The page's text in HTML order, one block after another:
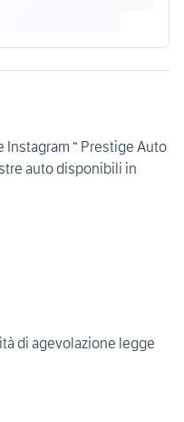
“ Prestige Auto
auto disponibili in
di agevolazione legge